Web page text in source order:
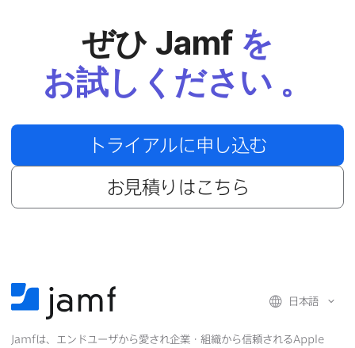
ぜひ Jamf を​
お試しください 。
トライアルに​申し込む
お見積りは​こちら
日本語
Jamfは、​エンドユーザから​愛され企業・組織から​信頼されるApple